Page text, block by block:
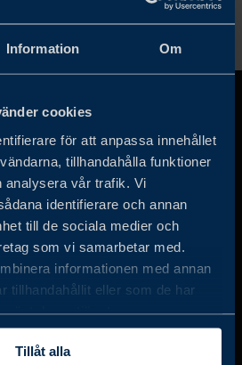
Information Om
cookies
för att anpassa innehållet
tillhandahålla funktioner
analysera vår trafik. Vi
identifierare och annan
till de sociala medier och
som vi samarbetar med.
informationen med annan
tillhandahållit eller som de har
deras tjänster.
Tillåt alla
på uppdrag av regeringen och
för att hjälpa svenska företag att
och internationella företag att
i Sverige.